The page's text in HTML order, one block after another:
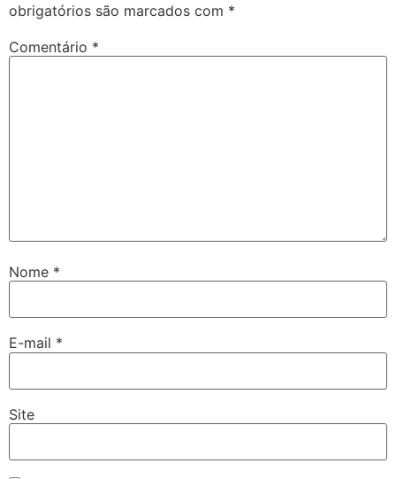
obrigatórios são marcados com *
Comentário *
Nome *
E-mail *
Site